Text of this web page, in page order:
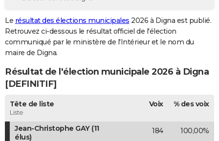
GUIDES D'ACHAT
BONS PLANS
CARTE DE VOEUX
Carte de Noël
Carte Bonne année
Carte Saint-Valentin
Carte Pâques
Carte d'anniversaire
DICTIONNAIRE
Dictionnaire
Biographies
Citations
Expressions
Proverbes
PROGRAMME TV
COPAINS D'AVANT
Le résultat des élections municipales 2026 à Digna est publié.
Retrouvez ci-dessous le résultat officiel de l'élection
communiqué par le ministère de l'Intérieur et le nom du
maire de Digna.
Résultat de l'élection municipale 2026 à Digna
[DEFINITIF]
Tête de liste
Liste
Voix % des voix
Jean-Christophe GAY (11
élus)
184 100,00%